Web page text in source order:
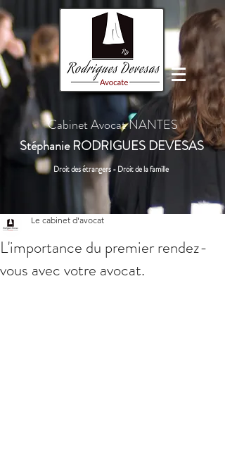
Cabinet Avocat NANTES
StéphanieRODRIGUES DEVESAS
Droit des étrangers - Droit de la famille
L'importance du premier rendez-
vous avec votre avocat.
Le cabinet d'avocat